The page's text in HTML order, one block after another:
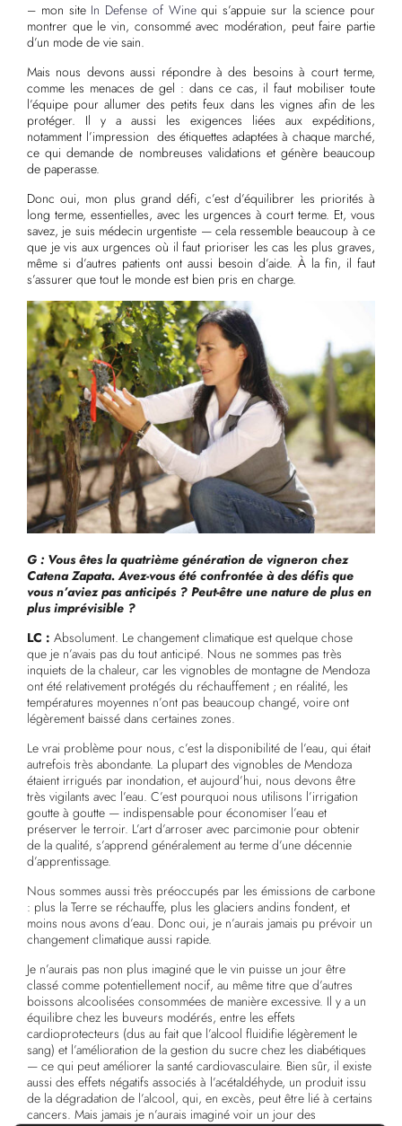
– mon siteIn Defense of Winequi s’appuie sur la science pour
montrer que le vin, consommé avec modération, peut faire partie
d’un mode de vie sain.
Mais nous devons aussi répondre à des besoins à court terme,
comme les menaces de gel : dans ce cas, il faut mobiliser toute
l’équipe pour allumer des petits feux dans les vignes afin de les
protéger. Il y a aussi les exigences liées aux expéditions,
notamment l’impression des étiquettes adaptées à chaque marché,
ce qui demande de nombreuses validations et génère beaucoup
de paperasse.
Donc oui, mon plus grand défi, c’est d’équilibrer les priorités à
long terme, essentielles, avec les urgences à court terme. Et, vous
savez, je suis médecin urgentiste — cela ressemble beaucoup à ce
que je vis aux urgences où il faut prioriser les cas les plus graves,
même si d’autres patients ont aussi besoin d’aide. À la fin, il faut
s’assurer que tout le monde est bien pris en charge.
G : Vous êtes la quatrième génération de vigneron chez
Catena Zapata. Avez-vous été confrontée à des défis que
vous n’aviez pas anticipés ? Peut-être une nature de plus en
plus imprévisible ?
LC : Absolument. Le changement climatique est quelque chose
que je n’avais pas du tout anticipé. Nous ne sommes pas très
inquiets de la chaleur, car les vignobles de montagne de Mendoza
ont été relativement protégés du réchauffement ; en réalité, les
températures moyennes n’ont pas beaucoup changé, voire ont
légèrement baissé dans certaines zones.
Le vrai problème pour nous, c’est la disponibilité de l’eau, qui était
autrefois très abondante. La plupart des vignobles de Mendoza
étaient irrigués par inondation, et aujourd’hui, nous devons être
très vigilants avec l’eau. C’est pourquoi nous utilisons l’irrigation
goutte à goutte — indispensable pour économiser l’eau et
préserver le terroir. L’art d’arroser avec parcimonie pour obtenir
de la qualité, s’apprend généralement au terme d’une décennie
d’apprentissage.
Nous sommes aussi très préoccupés par les émissions de carbone
: plus la Terre se réchauffe, plus les glaciers andins fondent, et
moins nous avons d’eau. Donc oui, je n’aurais jamais pu prévoir un
changement climatique aussi rapide.
Je n’aurais pas non plus imaginé que le vin puisse un jour être
classé comme potentiellement nocif, au même titre que d’autres
boissons alcoolisées consommées de manière excessive. Il y a un
équilibre chez les buveurs modérés, entre les effets
cardioprotecteurs (dus au fait que l’alcool fluidifie légèrement le
sang) et l’amélioration de la gestion du sucre chez les diabétiques
— ce qui peut améliorer la santé cardiovasculaire. Bien sûr, il existe
aussi des effets négatifs associés à l’acétaldéhyde, un produit issu
de la dégradation de l’alcool, qui, en excès, peut être lié à certains
cancers. Mais jamais je n’aurais imaginé voir un jour des